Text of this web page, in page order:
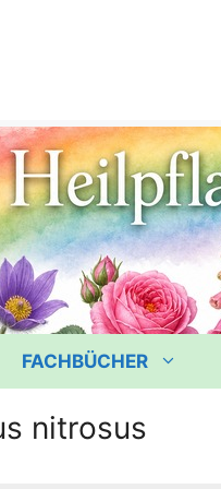
FACHBÜCHER
nitrosus